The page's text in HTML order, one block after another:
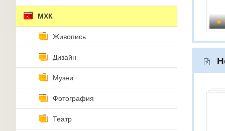
МХК
Живопись
Дизайн
Музеи
Фотография
Театр